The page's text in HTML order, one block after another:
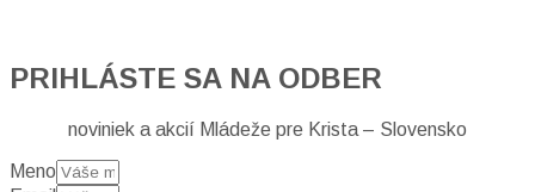
PRIHLÁSTE SA NA ODBER
noviniek a akcií Mládeže pre Krista – Slovensko
Meno